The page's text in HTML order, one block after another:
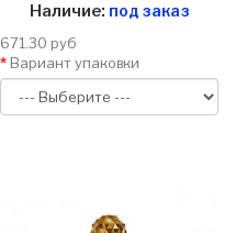
Наличие: под заказ
671.30 руб
Вариант упаковки